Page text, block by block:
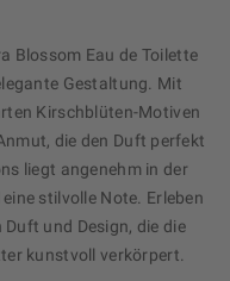
Blossom Eau de Toilette
Gestaltung. Mit
Kirschblüten-Motiven
die den Duft perfekt
liegt angenehm in der
stilvolle Note. Erleben
und Design, die die
kunstvoll verkörpert.